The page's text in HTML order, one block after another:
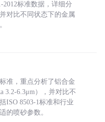
2012标准数据，详细分
对比不同状态下的金属
准，重点分析了铝合金
3.2-6.3μm），并对比不
ISO 8503-1标准和行业
的喷砂参数。